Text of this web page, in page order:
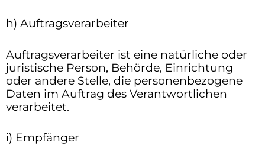
h) Auftragsverarbeiter
Auftragsverarbeiter ist eine natürliche oder
juristische Person, Behörde, Einrichtung
oder andere Stelle, die personenbezogene
Daten im Auftrag des Verantwortlichen
verarbeitet.
i) Empfänger